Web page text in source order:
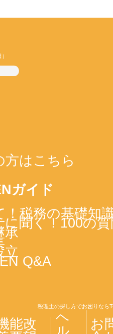
方はこちら
ガイド
！税務の基礎知
に聞く！100の
承
立
Q&A
税理士の探し方でお困りなら
能改
ヘ
ル
お